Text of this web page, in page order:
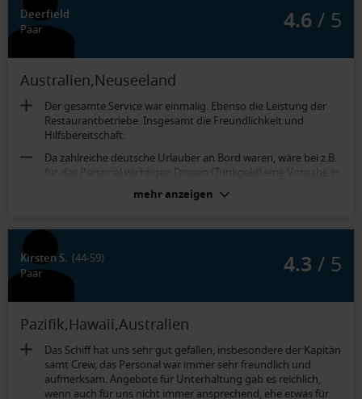
Deerfield
Paar
4.6 / 5
Australien,Neuseeland
Der gesamte Service war einmalig. Ebenso die Leistung der
Restaurantbetriebe. Insgesamt die Freundlichkeit und
Hilfsbereitschaft.
Da zahlreiche deutsche Urlauber an Bord waren, wäre bei z.B.
für das Personal wichtigen Dingen (Trinkgeld) eine Vorgabe in
deutsch sinnvoll. Bei Nachfragen erhielten wir auf englisch
immer wieder andere Auskünfte.
Die Kabine war tiptop. Sauberkeit wurde groß geschrieben.
Alles wirklich bestens.
mehr anzeigen
Kirsten S. (44-59)
Paar
4.3 / 5
Pazifik,Hawaii,Australien
Das Schiff hat uns sehr gut gefallen, insbesondere der Kapitän
samt Crew, das Personal war immer sehr freundlich und
aufmerksam. Angebote für Unterhaltung gab es reichlich,
wenn auch für uns nicht immer ansprechend, ehe etwas für